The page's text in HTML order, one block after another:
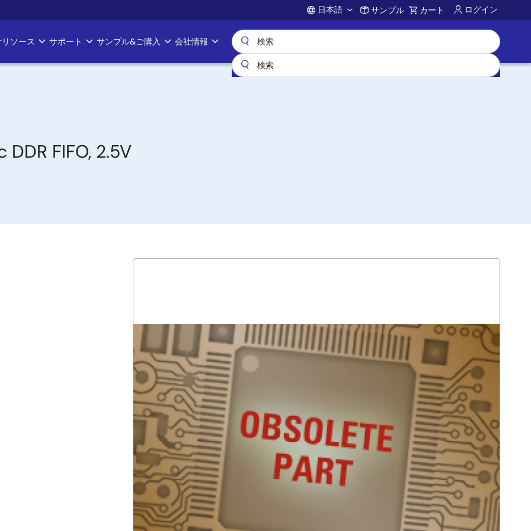
Account
日本語 サンプル カート ログイン
ソース サポート サンプル&ご購入 会社情報
FIFO, 2.5V